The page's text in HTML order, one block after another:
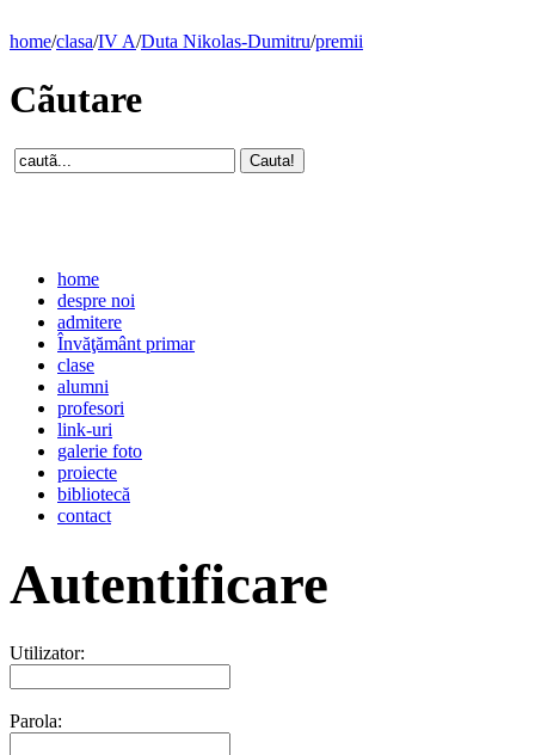
home/clasa/IV A/Duta Nikolas-Dumitru/premii
Cãutare
home
despre noi
admitere
Învăţământ primar
clase
alumni
profesori
link-uri
galerie foto
proiecte
bibliotecă
contact
Autentificare
Utilizator:
Parola: